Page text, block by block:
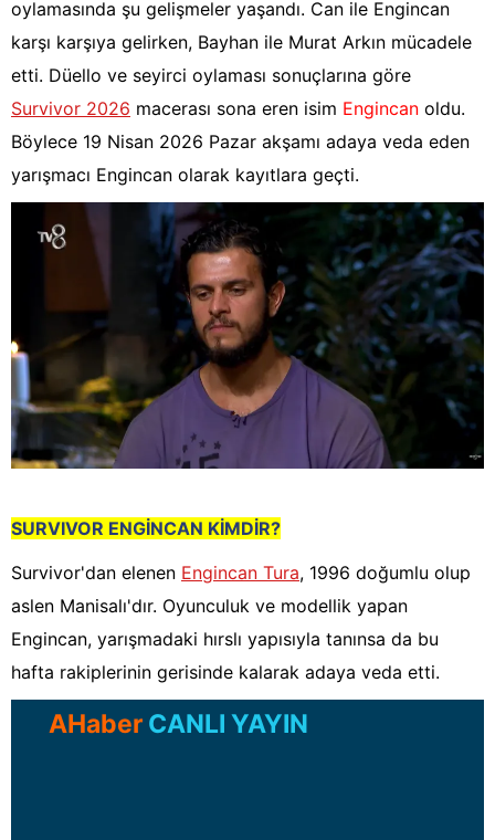
oylamasında şu gelişmeler yaşandı. Can ile Engincan
karşı karşıya gelirken, Bayhan ile Murat Arkın mücadele
etti. Düello ve seyirci oylaması sonuçlarına göre
Survivor 2026 macerası sona eren isim Engincan oldu.
Böylece 19 Nisan 2026 Pazar akşamı adaya veda eden
yarışmacı Engincan olarak kayıtlara geçti.
SURVIVOR ENGİNCAN KİMDİR?
Survivor'dan elenen Engincan Tura, 1996 doğumlu olup
aslen Manisalı'dır. Oyunculuk ve modellik yapan
Engincan, yarışmadaki hırslı yapısıyla tanınsa da bu
hafta rakiplerinin gerisinde kalarak adaya veda etti.
AHaber CANLI YAYIN